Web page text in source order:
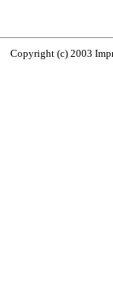
Copyright (c) 2003